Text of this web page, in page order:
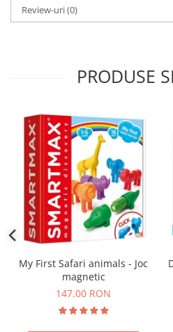
Review-uri(0)
PRODUSE
My First Safari animals - Joc
magnetic
147,00 RON